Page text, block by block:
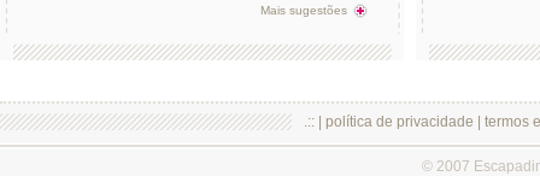
Mais sugestões
.:: | política de privacidade termos
© 2007